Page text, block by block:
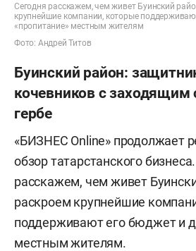
Сегодня расскажем, чем живет Буинский
крупнейшие компании, которые
«пропитание» местным жителям
Фото: Андрей Титов
Буинский район:
кочевников с заходящим
гербе
«БИЗНЕС Online» продолжает
обзор татарстанского
расскажем, чем живет
раскроем крупнейшие
поддерживают его бюджет и
местным жителям.